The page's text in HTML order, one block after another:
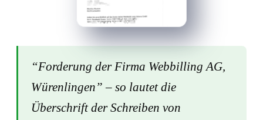
“Forderung der Firma Webbilling AG,
Würenlingen” – so lautet die
Überschrift der Schreiben von